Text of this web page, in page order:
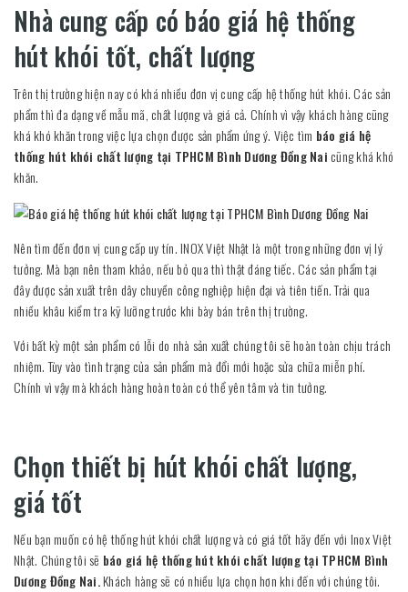
Nhà cung cấp có báo giá hệ thống
hút khói tốt, chất lượng
Trên thị trường hiện nay có khá nhiều đơn vị cung cấp hệ thống hút khói. Các sản
phẩm thì đa dạng về mẫu mã, chất lượng và giá cả. Chính vì vậy khách hàng cũng
khá khó khăn trong việc lựa chọn được sản phẩm ứng ý. Việc tìm báo giá hệ
thống hút khói chất lượng tại TPHCM Bình Dương Đồng Nai cũng khá khó
khăn.
Nên tìm đến đơn vị cung cấp uy tín. INOX Việt Nhật là một trong những đơn vị lý
tưởng. Mà bạn nên tham khảo, nếu bỏ qua thì thật đáng tiếc. Các sản phẩm tại
đây được sản xuất trên dây chuyền công nghiệp hiện đại và tiên tiến. Trải qua
nhiều khâu kiểm tra kỹ lưỡng trước khi bày bán trên thị trường.
Với bất kỳ một sản phẩm có lỗi do nhà sản xuất chúng tôi sẽ hoàn toàn chịu trách
nhiệm. Tùy vào tình trạng của sản phẩm mà đổi mới hoặc sửa chữa miễn phí.
Chính vì vậy mà khách hàng hoàn toàn có thể yên tâm và tin tưởng.
Chọn thiết bị hút khói chất lượng,
giá tốt
Nếu bạn muốn có hệ thống hút khói chất lượng và có giá tốt hãy đến với Inox Việt
Nhật. Chúng tôi sẽ báo giá hệ thống hút khói chất lượng tại TPHCM Bình
Dương Đồng Nai.Khách hàng sẽ có nhiều lựa chọn hơn khi đến với chúng tôi.